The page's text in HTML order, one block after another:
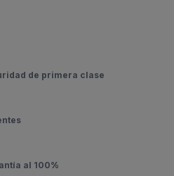
de primera clase
al 100%